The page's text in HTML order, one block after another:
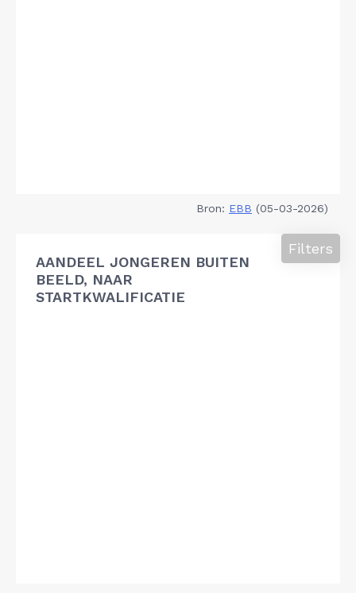
Bron: EBB (05-03-2026)
AANDEEL JONGEREN BUITEN
BEELD, NAAR
STARTKWALIFICATIE
Filters